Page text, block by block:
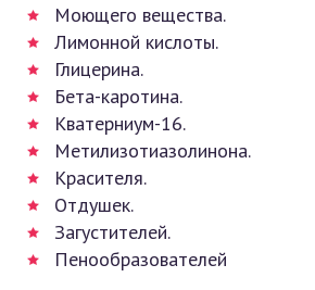
Моющего вещества.
Лимонной кислоты.
Глицерина.
Бета-каротина.
Кватерниум-16.
Метилизотиазолинона.
Красителя.
Отдушек.
Загустителей.
Пенообразователей